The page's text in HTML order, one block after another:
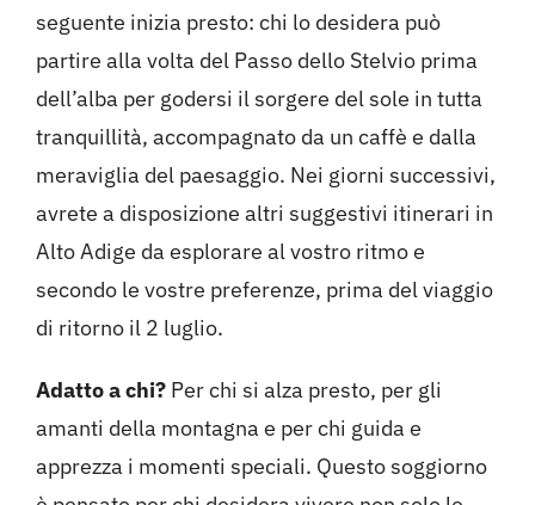
seguente inizia presto: chi lo desidera può
partire alla volta del Passo dello Stelvio prima
dell’alba per godersi il sorgere del sole in tutta
tranquillità, accompagnato da un caffè e dalla
meraviglia del paesaggio. Nei giorni successivi,
avrete a disposizione altri suggestivi itinerari in
Alto Adige da esplorare al vostro ritmo e
secondo le vostre preferenze, prima del viaggio
di ritorno il 2 luglio.
Adatto a chi? Per chi si alza presto, per gli
amanti della montagna e per chi guida e
apprezza i momenti speciali. Questo soggiorno